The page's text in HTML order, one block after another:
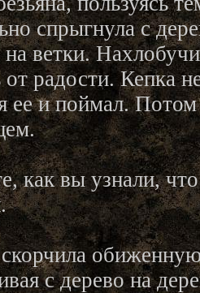
спрыгнула с
на ветки.
от радости. Кепка
ее и поймал.
как вы узнали,
с дерево на